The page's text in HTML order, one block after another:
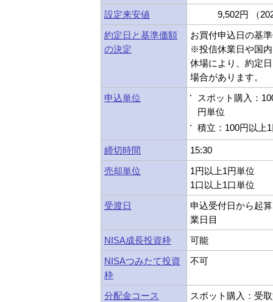
設定来安値
9,502円 （
約定日と基準価額
の決定
お買付申込日の基
※投信休業日や国
休場により、約定
場合があります。
申込単位
スポット購入：
円単位
積立：100円以上
締切時間
15:30
売却単位
1円以上1円単位
1口以上1口単位
受渡日
申込受付日から起
業日目
NISA成長投資枠
可能
NISAつみたて投資
枠
不可
分配金コース
スポット購入：受